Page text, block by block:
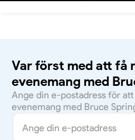
Var först med att få
evenemang med
Ange din e-postadress för
evenemang med Bruce